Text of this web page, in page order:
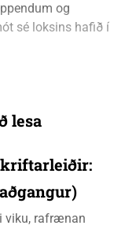
og
sé loksins hafið í
lesa
viku, rafrænan